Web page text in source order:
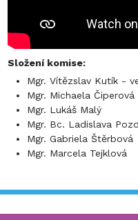
Složení komise:
Mgr. Vítězslav Kutík -
Mgr. Michaela Čiperová
Mgr. Lukáš Malý
Mgr. Bc. Ladislava
Mgr. Gabriela Štěrbová
Mgr. Marcela Tejklová